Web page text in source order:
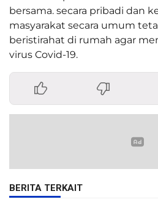
bersama. secara pribadi dan
masyarakat secara umum
beristirahat di rumah agar
virus Covid-19.
BERITA TERKAIT